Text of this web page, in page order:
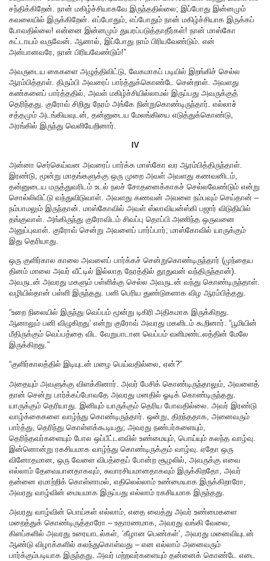
சந்திக்கிறேன். நான் மகிழ்ச்சியாகவே இருந்ததில்லை; இப்போது இன்னமும்
கவலையில் இருக்கிறேன். எப்போதும், எப்போதும் நான் மகிழ்ச்சியாக இருக்கப்
போவதில்லை! என்னை இன்னமும் துயரப்படுத்தாதீர்கள்! நான் மாஸ்கோ
கட்டாயம் வருவேன். ஆனால், இப்போது நாம் பிரியவேண்டும். என்
அன்பானவரே, நான் பிரியவேண்டும்!”
அவருடைய கைகளை அழுத்திவிட்டு, வேகமாகப் படியில் இறங்கிச் செல்ல
ஆரம்பித்தாள். திரும்பி அவரைப் பார்த்துக்கொண்டே சென்றாள். அவளது
கண்களைப் பார்த்ததில், அவள் மகிழ்ச்சியில்லாமல் இருப்பது அவருக்குத்
தெரிந்தது. குரோவ் சிறிது நேரம் அங்கே நின்றுகொண்டிருந்தார். எல்லாச்
சத்தமும் அடங்கியவுடன், தன்னுடைய மேலங்கியை எடுத்துக்கொண்டு,
அரங்கில் இருந்து வெளியேறினார்.
IV
அன்னா செர்கெய்வன அவரைப் பார்க்க மாஸ்கோ வர ஆரம்பித்திருந்தாள்.
இரண்டு, மூன்று மாதங்களுக்கு ஒரு முறை அவள் அவளது கணவனிடம்,
தன்னுடைய மருத்துவரிடம் உடல் நலச் சோதனைக்காகச் செல்லவேண்டும் என்று
சொல்லிவிட்டு வந்துவிடுவாள். அவளது கணவன் அவளை நம்பவும் செய்தான் –
நம்பாமலும் இருந்தான். மாஸ்கோவில் அவள் ஸ்லாவியன்ஸ்கி பஜார் விடுதியில்
தங்குவாள். அங்கிருந்து குரோவிடம் சிவப்பு தொப்பி அணிந்த ஒருவனை
அனுப்புவாள். குரோவ் சென்று அவளைப் பார்ப்பார்; மாஸ்கோவில் யாருக்கும்
இது தெரியாது.
ஒரு குளிர்கால காலை அவளைப் பார்க்கச் சென்றுகொண்டிருந்தார் (முந்தைய
தினம் மாலை அவர் வீட்டில் இல்லாத நேரத்தில் தூதுவன் வந்திருந்தான்).
அவருடன் அவரது மகளும் பள்ளிக்கு செல்ல அவருடன் வந்து கொண்டிருந்தாள்.
வழியில்தான் பள்ளி இருந்தது. பனி பெரிய துண்டுகளாக விழ ஆரம்பித்தது.
“உறை நிலையில் இருந்து வெப்பம் மூன்று டிகிரி அதிகமாக இருக்கிறது.
ஆனாலும் பனி விழுகிறது’ என்று குரோவ் அவரது மகளிடம் கூறினார். “பூமியின்
மீதிருக்கும் வெப்பத்தை விட வேறுபாடான வெப்பம் வளிமண்டலத்தின் மேலே
இருக்கிறது.”
“குளிர்காலத்தில் இடியுடன் மழை பெய்வதில்லை, ஏன்?”
அதையும் அவளுக்கு விளக்கினார். அவர் பேசிக் கொண்டிருந்தாலும், அவளைத்
தான் சென்று பார்க்கப்போவதே அவரது மனதில் ஓடிக் கொண்டிருந்தது.
யாருக்கும் தெரியாது. இனியும் யாருக்கும் தெரிய போவதில்லை. அவர் இரண்டு
வாழ்க்கைகளை வாழ்ந்து கொண்டிருந்தார். ஒன்று, திறந்ததாக, அனைவரும்
பார்த்து, தெரிந்து கொள்ளக்கூடியது; அவரது நண்பர்களையும்,
தெரிந்தவர்களையும் போல ஒப்பீட்டளவில் உண்மையும், பொய்யும் கலந்த வாழ்வு.
இன்னொன்று ரகசியமாக வாழ்ந்து கொண்டிருக்கும் வாழ்வு. ஏதோ ஒரு
வினோதமான, ஒரு வேளை விபத்தைப் போன்ற சூழலில், அவருக்கு எவை
எல்லாம் தேவையானதாகவும், சுவாரசியமானதாகவும் இருக்கிறதோ, அவர்
தன்னை ஏமாற்றிக் கொள்ளாமல், எதிலெல்லாம் உண்மையாக இருக்கிறாரோ,
அவரது வாழ்வின் மையமாக இருப்பது எல்லாம் ரகசியமாக இருந்தது.
அவரது வாழ்வின் பொய்கள் எல்லாம், எதை வைத்து அவர் உண்மைகளை
மறைத்துக் கொண்டிருத்தாரோ – உதாரணமாக, அவரது வங்கி வேலை,
கிளப்களில் அவரது உரையாடல்கள், ‘கீழான பெண்கள்’, அவரது மனைவியுடன்
ஆண்டு விழாக்களில் கலந்துகொள்வது – என எல்லாம் அனைவரும்
பார்க்கும்படியாக இருந்தது. அவர் மற்றவர்களையும் தன்னைக் கொண்டே எடை